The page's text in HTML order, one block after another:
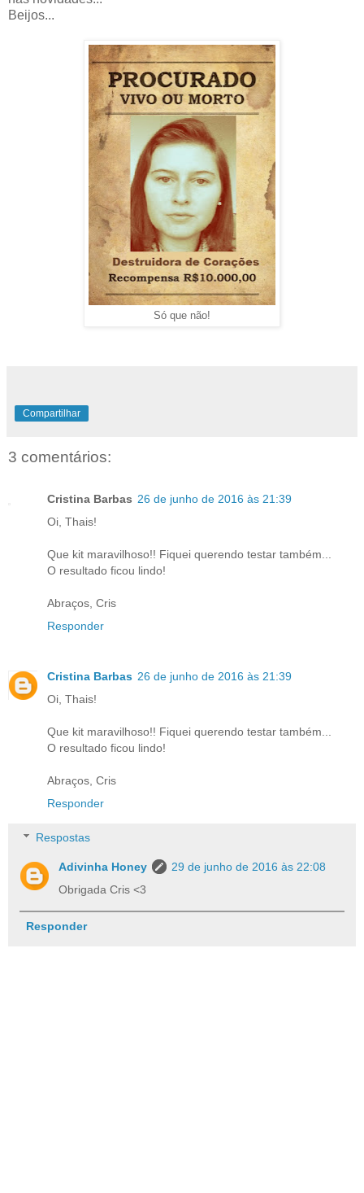
Beijos...
Só que não!
Compartilhar
3 comentários:
Cristina Barbas 26 de junho de 2016 às 21:39
Oi, Thais!
Que kit maravilhoso!! Fiquei querendo testar também...
O resultado ficou lindo!
Abraços, Cris
Responder
Cristina Barbas 26 de junho de 2016 às 21:39
Oi, Thais!
Que kit maravilhoso!! Fiquei querendo testar também...
O resultado ficou lindo!
Abraços, Cris
Responder
Respostas
Adivinha Honey
29 de junho de 2016 às 22:08
Obrigada Cris <3
Responder